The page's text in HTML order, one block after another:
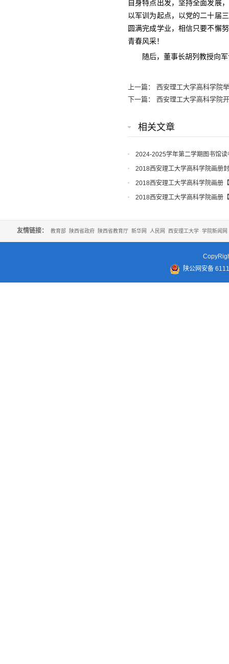
自身特点出发，坚持全面发展
以军训为起点，以党的二十届
圆满完成学业，相信只要不懈
青春风采！
随后，董事长胡列教授向
上一篇： 西安理工大学高科学院
下一篇： 西安理工大学高科学院
相关文章
2024-2025学年第二学期图书馆读
2018西安理工大学高科学院画册
2018西安理工大学高科学院画册
2018西安理工大学高科学院画册
友情链接： 教育部 陕西省政府 陕西省教育厅 新华网 人民网 西安理工大学 学院新闻网
陕公网安备